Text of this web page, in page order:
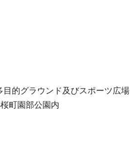
的グラウンド及びスポーツ広場
町園部公園内